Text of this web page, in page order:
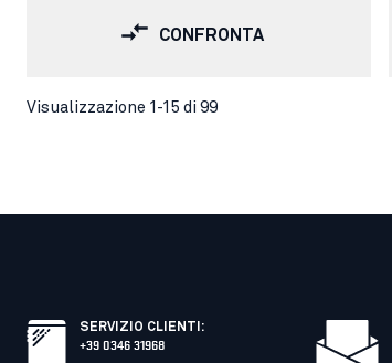
CONFRONTA
Visualizzazione 1-15 di 99
SERVIZIO CLIENTI :
+39 0346 31968